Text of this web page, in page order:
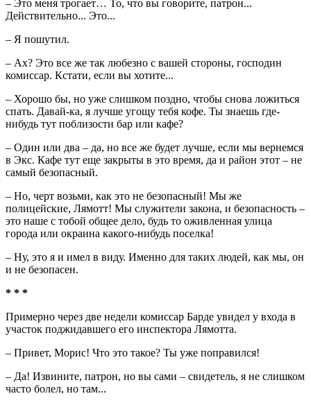
– Это меня трогает… То, что вы говорите, патрон...
Действительно... Это...
– Я пошутил.
– Ах? Это все же так любезно с вашей стороны, господин
комиссар. Кстати, если вы хотите...
– Хорошо бы, но уже слишком поздно, чтобы снова ложиться
спать. Давай-ка, я лучше угощу тебя кофе. Ты знаешь где-
нибудь тут поблизости бар или кафе?
– Один или два – да, но все же будет лучше, если мы вернемся
в Экс. Кафе тут еще закрыты в это время, да и район этот – не
самый безопасный.
– Но, черт возьми, как это не безопасный! Мы же
полицейские, Лямотт! Мы служители закона, и безопасность –
это наше с тобой общее дело, будь то оживленная улица
города или окраина какого-нибудь поселка!
– Ну, это я и имел в виду. Именно для таких людей, как мы, он
и не безопасен.
* * *
Примерно через две недели комиссар Барде увидел у входа в
участок поджидавшего его инспектора Лямотта.
– Привет, Морис! Что это такое? Ты уже поправился!
– Да! Извините, патрон, но вы сами – свидетель, я не слишком
часто болел, но там...